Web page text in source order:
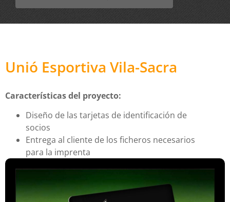
Unió Esportiva Vila-Sacra
Características del proyecto:
Diseño de las tarjetas de identificación de
socios
Entrega al cliente de los ficheros necesarios
para la imprenta